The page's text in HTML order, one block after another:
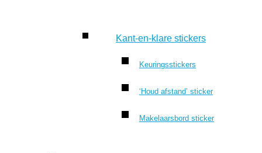
Kant-en-klare stickers
Keuringsstickers
‘Houd afstand’ sticker
Makelaarsbord sticker